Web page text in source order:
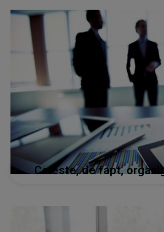
Ce este, de fapt,